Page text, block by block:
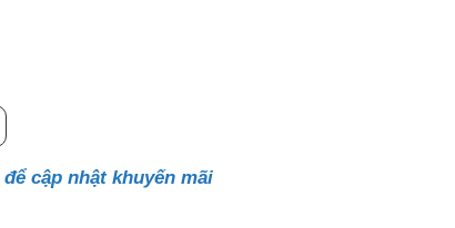
để cập nhật khuyến mãi